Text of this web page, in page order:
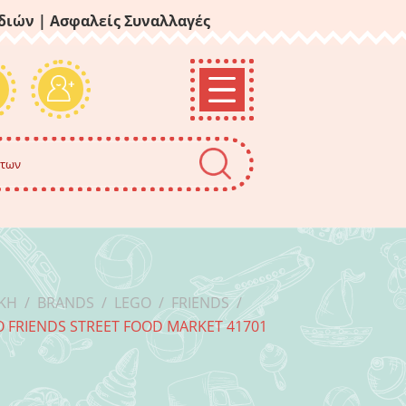
| Ασφαλείς Συναλλαγές
/ BRANDS / LEGO / FRIENDS /
FRIENDS STREET FOOD MARKET 41701